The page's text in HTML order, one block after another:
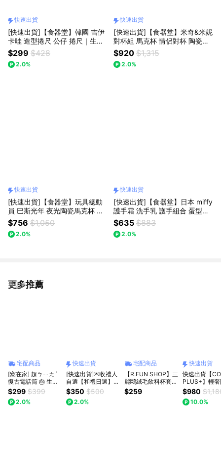
快速出貨
[快速出貨]【食器堂】韓國 吉伊
卡哇 造型捲尺 公仔 捲尺｜生
日・情人節送禮
$299 $428
2.0%
快速出貨
[快速出貨]【食器堂】米奇&米妮
對杯組 馬克杯 情侶對杯 陶瓷杯
迪士尼｜紀念日・情人節・生日
首選
$920 $1,315
2.0%
快速出貨
[快速出貨]【食器堂】玩具總動
員 巴斯光年 夜光陶瓷馬克杯 水
杯 咖啡杯｜情人節・生日送禮
$756 $1,050
2.0%
快速出貨
[快速出貨]【食器堂】日本 miffy
護手霜 洗手乳 護手組合 蛋型鐵
盒｜生日・情人節
$635 $883
2.0%
更多推薦
看更多
宅配商品
[窩在家] 超ㄅㄧㄤˋ
復古電話筒 🎂 生日
禮物｜搞笑｜交換禮
物｜辦公室｜療癒｜
實用｜同事｜上班族
$299 $399
2.0%
快速出貨
[快速出貨]💌收禮人
自選【和禮日選】日
本蒸氣熱敷眼罩 全
系列｜生日・電腦族
救星・午睡神器
$350 $500
2.0%
宅配商品
【R.FUN SHOP】三
麗鷗絨毛飲料杯套
大耳狗 人魚漢頓 凱
蒂貓 飲料袋 杯套 環
$259
快速出貨
快速出貨【
PLUS+】輕
電乾濕兩用氣
按摩梳禮盒組
$980
10.0%